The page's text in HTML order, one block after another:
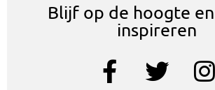
Blijf op de hoogte
inspireren